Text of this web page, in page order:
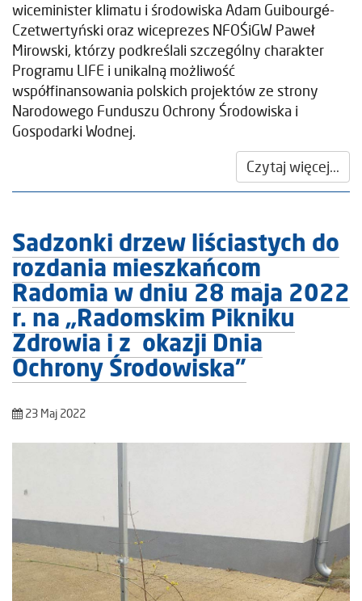
wiceminister klimatu i środowiska Adam Guibourgé-
Czetwertyński oraz wiceprezes NFOŚiGW Paweł
Mirowski, którzy podkreślali szczególny charakter
Programu LIFE i unikalną możliwość
współfinansowania polskich projektów ze strony
Narodowego Funduszu Ochrony Środowiska i
Gospodarki Wodnej.
Czytaj więcej...
Sadzonki drzew liściastych do
rozdania mieszkańcom
Radomia w dniu 28 maja 2022
r. na „Radomskim Pikniku
Zdrowia i z okazji Dnia
Ochrony Środowiska”
23 Maj 2022